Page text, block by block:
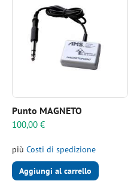
Punto MAGNETO
100,00 €
più Costi di spedizione
Aggiungi al carrello